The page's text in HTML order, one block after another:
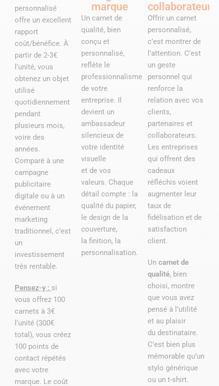
personnalisé
offre un excellent
rapport
coût/bénéfice. À
partir de 2-3€
l’unité, vous
obtenez un objet
utilisé
quotidiennement
pendant
plusieurs mois,
voire des
années.
Comparé à une
campagne
publicitaire
digitale ou à un
événement
marketing
traditionnel, c’est
un
investissement
très rentable.
Pensez-y : si
vous offrez 100
carnets à 3€
l’unité (300€
total), vous créez
100 points de
contact répétés
avec votre
marque. Le coût
marque
Un carnet de
qualité, bien
conçu et
personnalisé,
reflète le
professionnalisme
de votre
entreprise. Il
devient un
ambassadeur
silencieux de
votre identité
visuelle
et de vos
valeurs. Chaque
détail compte : la
qualité du papier,
le design de la
couverture,
la finition, la
personnalisation.
collaborateurs
Offrir un carnet
personnalisé,
c’est montrer de
l’attention. C’est
un geste
personnel qui
renforce la
relation avec vos
clients,
partenaires et
collaborateurs.
Les entreprises
qui offrent des
cadeaux
réfléchis voient
augmenter leur
taux de
fidélisation et de
satisfaction
client.
Un carnet de
qualité, bien
choisi, montre
que vous avez
pensé à l’utilité
et au plaisir
du destinataire.
C’est bien plus
mémorable qu’un
stylo générique
ou un t-shirt.